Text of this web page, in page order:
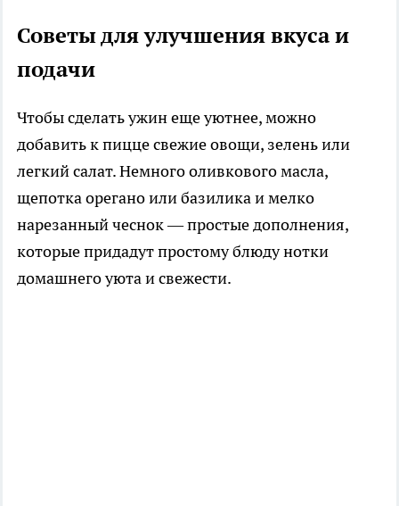
Советы для улучшения вкуса и
подачи
Чтобы сделать ужин еще уютнее, можно
добавить к пицце свежие овощи, зелень или
легкий салат. Немного оливкового масла,
щепотка орегано или базилика и мелко
нарезанный чеснок — простые дополнения,
которые придадут простому блюду нотки
домашнего уюта и свежести.